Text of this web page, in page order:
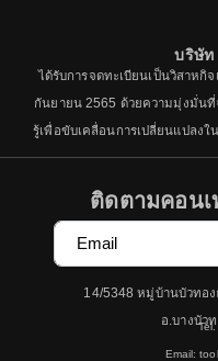
บริษัท
ได้รับการจดทะเบียนเป็นวิสาหกิ
กันยายน 2565 ด้วยความมุ่งมั่นที่
รู้เพื่อขับเคลื่อนการเปลี่ยนแปลง
ติดตามคอน
14/5348 หมู่บ้านบัวทอ
อ.บางบัว
Email: